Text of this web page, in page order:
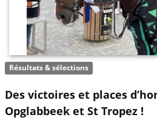
Résultats & sélections
Des victoires et places
Opglabbeek et St Tropez !